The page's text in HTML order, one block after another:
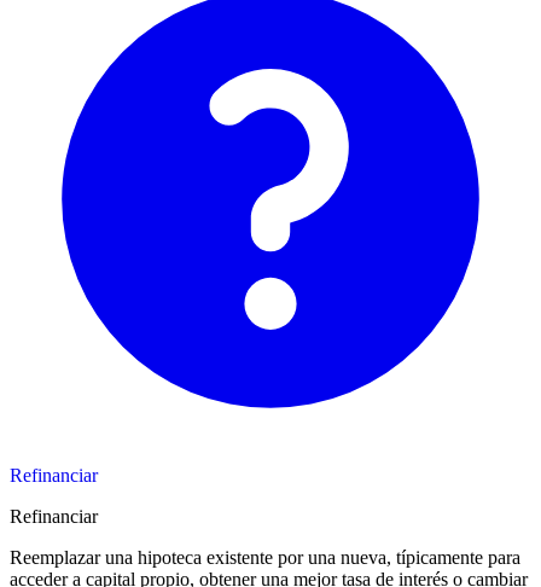
Refinanciar
Refinanciar
Reemplazar una hipoteca existente por una nueva, típicamente para
acceder a capital propio, obtener una mejor tasa de interés o cambiar